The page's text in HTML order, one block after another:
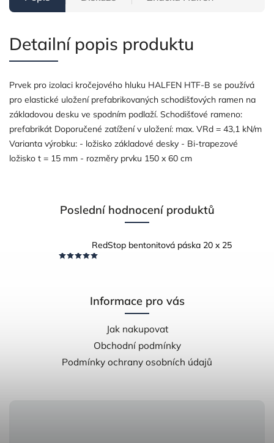
Detailní popis produktu
Prvek pro izolaci kročejového hluku HALFEN HTF-B se používá
pro elastické uložení prefabrikovaných schodišťových ramen na
základovou desku ve spodním podlaží. Schodišťové rameno:
prefabrikát Doporučené zatížení v uložení: max. VRd = 43,1 kN/m
Varianta výrobku: - ložisko základové desky - Bi-trapezové
ložisko t = 15 mm - rozměry prvku 150 x 60 cm
Poslední hodnocení produktů
RedStop bentonitová páska 20 x 25
Informace pro vás
Jak nakupovat
Obchodní podmínky
Podmínky ochrany osobních údajů